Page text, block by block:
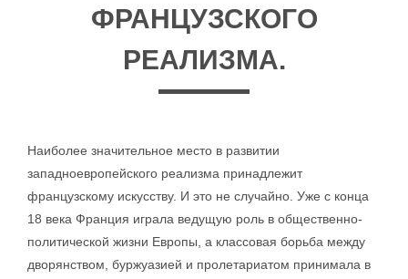
ФРАНЦУЗСКОГО
РЕАЛИЗМА.
Наиболее значительное место в развитии
западноевропейского реализма принадлежит
французскому искусству. И это не случайно. Уже с конца
18 века Франция играла ведущую роль в общественно-
политической жизни Европы, а классовая борьба между
дворянством, буржуазией и пролетариатом принимала в